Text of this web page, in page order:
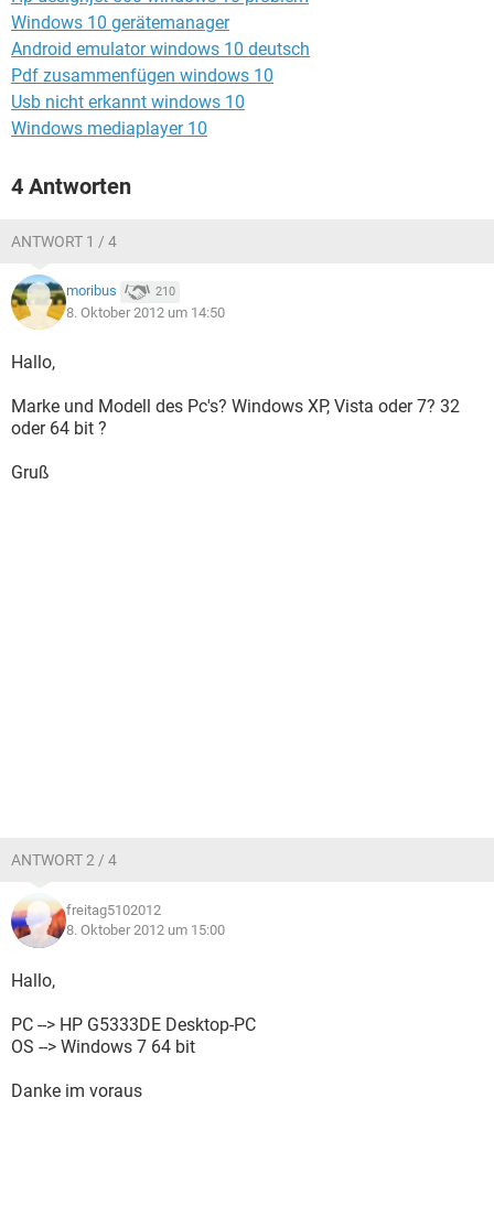
Windows 10 gerätemanager
Android emulator windows 10 deutsch
Pdf zusammenfügen windows 10
Usb nicht erkannt windows 10
Windows mediaplayer 10
4 Antworten
ANTWORT 1 / 4
moribus 210
8. Oktober 2012 um 14:50
Hallo,
Marke und Modell des Pc's? Windows XP, Vista oder 7? 32
oder 64 bit ?
Gruß
ANTWORT 2 / 4
freitag5102012
8. Oktober 2012 um 15:00
Hallo,
PC --> HP G5333DE Desktop-PC
OS --> Windows 7 64 bit
Danke im voraus